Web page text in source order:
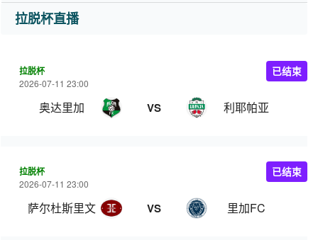
拉脱杯直播
拉脱杯
2026-07-11 23:00
奥达里加 VS 利耶帕亚
已结束
拉脱杯
2026-07-11 23:00
萨尔杜斯里文 VS 里加FC
已结束